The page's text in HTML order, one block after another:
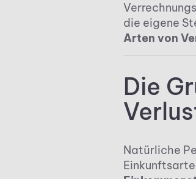
die eigene
Arten von
Die
Natürliche